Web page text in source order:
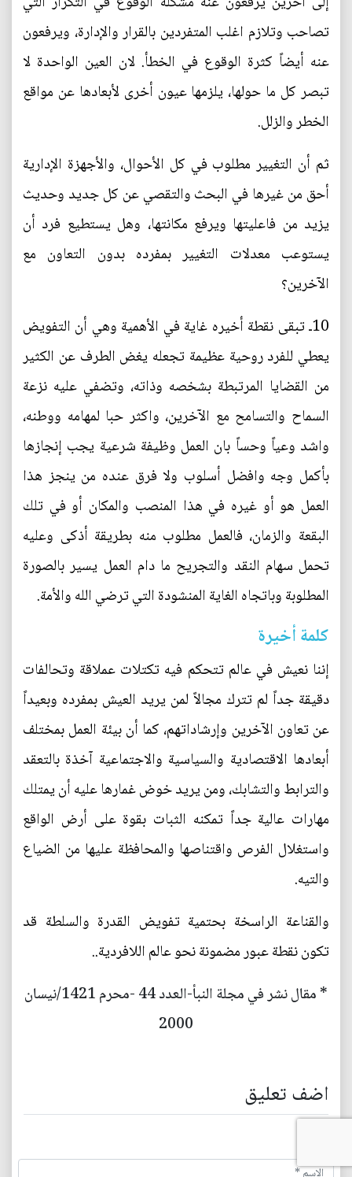
تصاحب وتلازم اغلب المتفردين بالقرار والإدارة، ويرفعون
عنه أيضاً كثرة الوقوع في الخطأ. لان العين الواحدة لا
تبصر كل ما حولها، يلزمها عيون أخرى لأبعادها عن مواقع
الخطر والزلل.
ثم أن التغيير مطلوب في كل الأحوال، والأجهزة الإدارية
أحق من غيرها في البحث والتقصي عن كل جديد وحديث
يزيد من فاعليتها ويرفع مكانتها، وهل يستطيع فرد أن
يستوعب معدلات التغيير بمفرده بدون التعاون مع
الآخرين؟
10ـ تبقى نقطة أخيره غاية في الأهمية وهي أن التفويض
يعطي للفرد روحية عظيمة تجعله يغض الطرف عن الكثير
من القضايا المرتبطة بشخصه وذاته، وتضفي عليه نزعة
السماح والتسامح مع الآخرين، واكثر حبا لمهامه ووطنه،
واشد وعياً وحساً بان العمل وظيفة شرعية يجب إنجازها
بأكمل وجه وافضل أسلوب ولا فرق عنده من ينجز هذا
العمل هو أو غيره في هذا المنصب والمكان أو في تلك
البقعة والزمان، فالعمل مطلوب منه بطريقة أذكى وعليه
تحمل سهام النقد والتجريح ما دام العمل يسير بالصورة
المطلوبة وباتجاه الغاية المنشودة التي ترضي الله والأمة.
كلمة أخيرة
إننا نعيش في عالم تتحكم فيه تكتلات عملاقة وتحالفات
دقيقة جداً لم تترك مجالاً لمن يريد العيش بمفرده وبعيداً
عن تعاون الآخرين وإرشاداتهم، كما أن بيئة العمل بمختلف
أبعادها الاقتصادية والسياسية والاجتماعية آخذة بالتعقد
والترابط والتشابك، ومن يريد خوض غمارها عليه أن يمتلك
مهارات عالية جداً تمكنه الثبات بقوة على أرض الواقع
واستغلال الفرص واقتناصها والمحافظة عليها من الضياع
والتيه.
والقناعة الراسخة بحتمية تفويض القدرة والسلطة قد
تكون نقطة عبور مضمونة نحو عالم اللافردية..
* مقال نشر في مجلة النبأ-العدد 44 -محرم 1421/نيسان
2000
اضف تعليق